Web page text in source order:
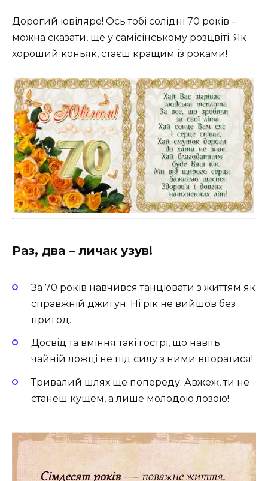
Дорогий ювіляре! Ось тобі солідні 70 років –
можна сказати, ще у самісінському розцвіті. Як
хороший коньяк, стаєш кращим із роками!
Раз, два – личак узув!
За 70 років навчився танцювати з життям як
справжній джигун. Ні рік не вийшов без
пригод.
Досвід та вміння такі гострі, що навіть
чайній ложці не під силу з ними впоратися!
Тривалий шлях ще попереду. Авжеж, ти не
станеш кущем, а лише молодою лозою!